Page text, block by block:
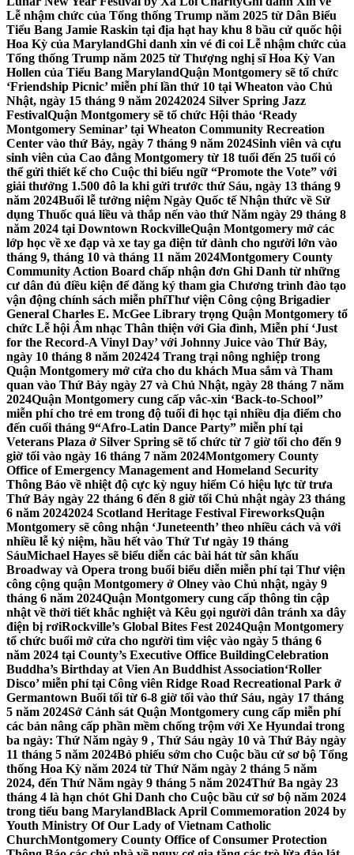
Lễ nhậm chức của Tổng thống Trump năm 2025 từ Dân Biểu
Tiểu Bang Jamie Raskin tại địa hạt hay khu 8 bầu cử quốc hội
Hoa Kỳ của MarylandGhi danh xin vé đi coi Lễ nhậm chức của
Tổng thống Trump năm 2025 từ Thượng nghị sĩ Hoa Kỳ Van
Hollen của Tiểu Bang MarylandQuận Montgomery sẽ tổ chức
‘Friendship Picnic’ miễn phí lần thứ 10 tại Wheaton vào Chủ
Nhật, ngày 15 tháng 9 năm 20242024 Silver Spring Jazz
FestivalQuận Montgomery sẽ tổ chức Hội thảo ‘Ready
Montgomery Seminar’ tại Wheaton Community Recreation
Center vào thứ Bảy, ngày 7 tháng 9 năm 2024Sinh viên và cựu
sinh viên của Cao đẳng Montgomery từ 18 tuổi đến 25 tuổi có
thể gửi thiết kế cho Cuộc thi biểu ngữ “Promote the Vote” với
giải thưởng 1.500 đô la khi gửi trước thứ Sáu, ngày 13 tháng 9
năm 2024Buổi lễ tưởng niệm Ngày Quốc tế Nhận thức về Sử
dụng Thuốc quá liều và thắp nến vào thứ Năm ngày 29 tháng 8
năm 2024 tại Downtown RockvilleQuận Montgomery mở các
lớp học về xe đạp và xe tay ga điện tử dành cho người lớn vào
tháng 9, tháng 10 và tháng 11 năm 2024Montgomery County
Community Action Board chấp nhận đơn Ghi Danh từ những
cư dân đủ điều kiện để đăng ký tham gia Chương trình đào tạo
vận động chính sách miễn phíThư viện Công cộng Brigadier
General Charles E. McGee Library trọng Quận Montgomery tổ
chức Lễ hội Âm nhạc Thân thiện với Gia đình, Miễn phí ‘Just
for the Record-A Vinyl Day’ với Johnny Juice vào Thứ Bảy,
ngày 10 tháng 8 năm 202424 Trang trại nông nghiệp trong
Quận Montgomery mở cửa cho du khách Mua sắm và Tham
quan vào Thứ Bảy ngày 27 và Chủ Nhật, ngày 28 tháng 7 năm
2024Quận Montgomery cung cấp vắc-xin ‘Back-to-School’’
miễn phí cho trẻ em trong độ tuổi đi học tại nhiều địa điểm cho
đến cuối tháng 9“Afro-Latin Dance Party” miễn phí tại
Veterans Plaza ở Silver Spring sẽ tổ chức từ 7 giờ tối cho đến 9
giờ tối vào ngày 16 tháng 7 năm 2024Montgomery County
Office of Emergency Management and Homeland Security
Thông Báo về nhiệt độ cực kỳ nguy hiểm Có hiệu lực từ trưa
Thứ Bảy ngày 22 tháng 6 đến 8 giờ tối Chủ nhật ngày 23 tháng
6 năm 20242024 Scotland Heritage Festival FireworksQuận
Montgomery sẽ công nhận ‘Juneteenth’ theo nhiều cách và với
nhiều lễ kỷ niệm, hầu hết vào Thứ Tư ngày 19 tháng
SáuMichael Hayes sẽ biểu diễn các bài hát từ sân khấu
Broadway và Opera trong buổi biểu diễn miễn phí tại Thư viện
công cộng quận Montgomery ở Olney vào Chủ nhật, ngày 9
tháng 6 năm 2024Quận Montgomery cung cấp thông tin cập
nhật về thời tiết khắc nghiệt và Kêu gọi người dân tránh xa dây
điện bị rơiRockville’s Global Bites Fest 2024Quận Montgomery
tổ chức buổi mở cửa cho người tìm việc vào ngày 5 tháng 6
năm 2024 tại County’s Executive Office BuildingCelebration
Buddha’s Birthday at Vien An Buddhist Association‘Roller
Disco’ miễn phí tại Công viên Ridge Road Recreational Park ở
Germantown Buổi tối từ 6-8 giờ tối vào thứ Sáu, ngày 17 tháng
5 năm 2024Sở Cảnh sát Quận Montgomery cung cấp miễn phí
các bản nâng cấp phần mềm chống trộm với Xe Hyundai trong
ba ngày: Thứ Năm ngày 9 , Thứ Sáu ngày 10 và Thứ Bảy ngày
11 tháng 5 năm 2024Bỏ phiếu sớm cho Cuộc bầu cử sơ bộ Tổng
thống Hoa Kỳ năm 2024 từ Thứ Năm ngày 2 tháng 5 năm
2024, đến Thứ Năm ngày 9 tháng 5 năm 2024Thứ Ba ngày 23
tháng 4 là hạn chót Ghi Danh cho Cuộc bầu cử sơ bộ năm 2024
trong tiểu bang MarylandBlack April Commemoration 2024 by
Youth Ministry Of Our Lady of Vietnam Catholic
ChurchMontgomery County Office of Consumer Protection